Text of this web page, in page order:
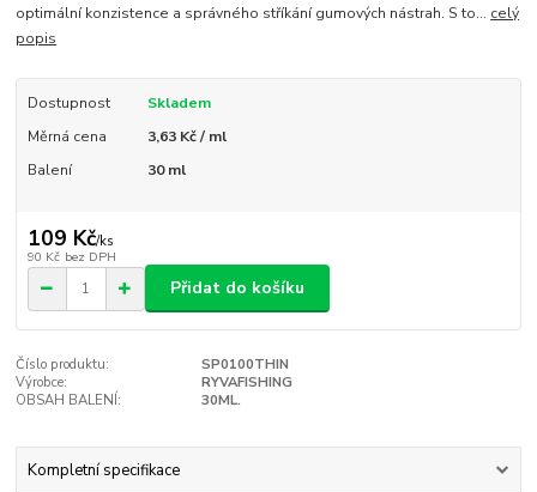
optimální konzistence a správného stříkání gumových nástrah. S to... celý
popis
Dostupnost
Skladem
Měrná cena
3,63 Kč / ml
Balení
30 ml
109 Kč/ks
90 Kč bez DPH
Přidat do košíku
Číslo produktu:
SP0100THIN
Výrobce:
RYVAFISHING
OBSAH BALENÍ:
30ML.
Kompletní specifikace